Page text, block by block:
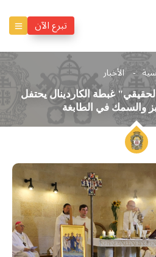
تبرع الآن
الأخبار
غبطة الكاردينال يحتفل
والسمك في الطابغة